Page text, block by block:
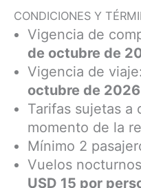
CONDICIONES Y
Vigencia de
de octubre de
Vigencia de viaje:
octubre de 2026
Tarifas sujetas a
momento de la
Mínimo 2
Vuelos
USD 15 por